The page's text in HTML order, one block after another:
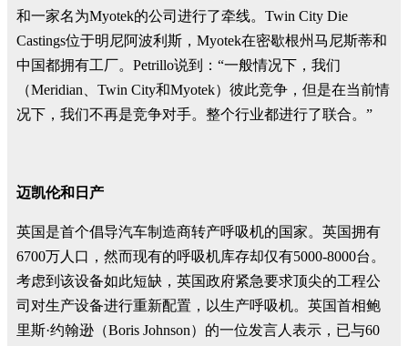
和一家名为Myotek的公司进行了牵线。Twin City Die
Castings位于明尼阿波利斯，Myotek在密歇根州马尼斯蒂和
中国都拥有工厂。Petrillo说到：“一般情况下，我们
（Meridian、Twin City和Myotek）彼此竞争，但是在当前情
况下，我们不再是竞争对手。整个行业都进行了联合。”
迈凯伦和日产
英国是首个倡导汽车制造商转产呼吸机的国家。英国拥有
6700万人口，然而现有的呼吸机库存却仅有5000-8000台。
考虑到该设备如此短缺，英国政府紧急要求顶尖的工程公
司对生产设备进行重新配置，以生产呼吸机。英国首相鲍
里斯·约翰逊（Boris Johnson）的一位发言人表示，已与60